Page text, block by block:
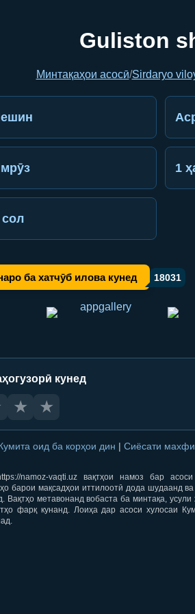
Guliston
Минтақаҳои асосӣ/Sirdaryo
1
сол
ба хатчӯб илова кунед 18031
кунед
★ ★
оид ба корҳои дин | Сиёсати
namoz-vaqti.uz вақтҳои намоз бар
барои мақсадҳои иттилоотӣ дода шудаанд
метавонанд вобаста ба минтақа, усули
фарқ кунанд. Лоиҳа дар асоси хулосаи